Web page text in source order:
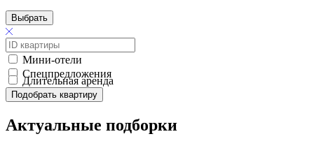
Выбрать
Мини-отели
Спецпредложения
Длительная аренда
Подобрать квартиру
Актуальные подборки